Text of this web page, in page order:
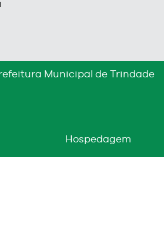
Municipal de Trindade
Hospedagem